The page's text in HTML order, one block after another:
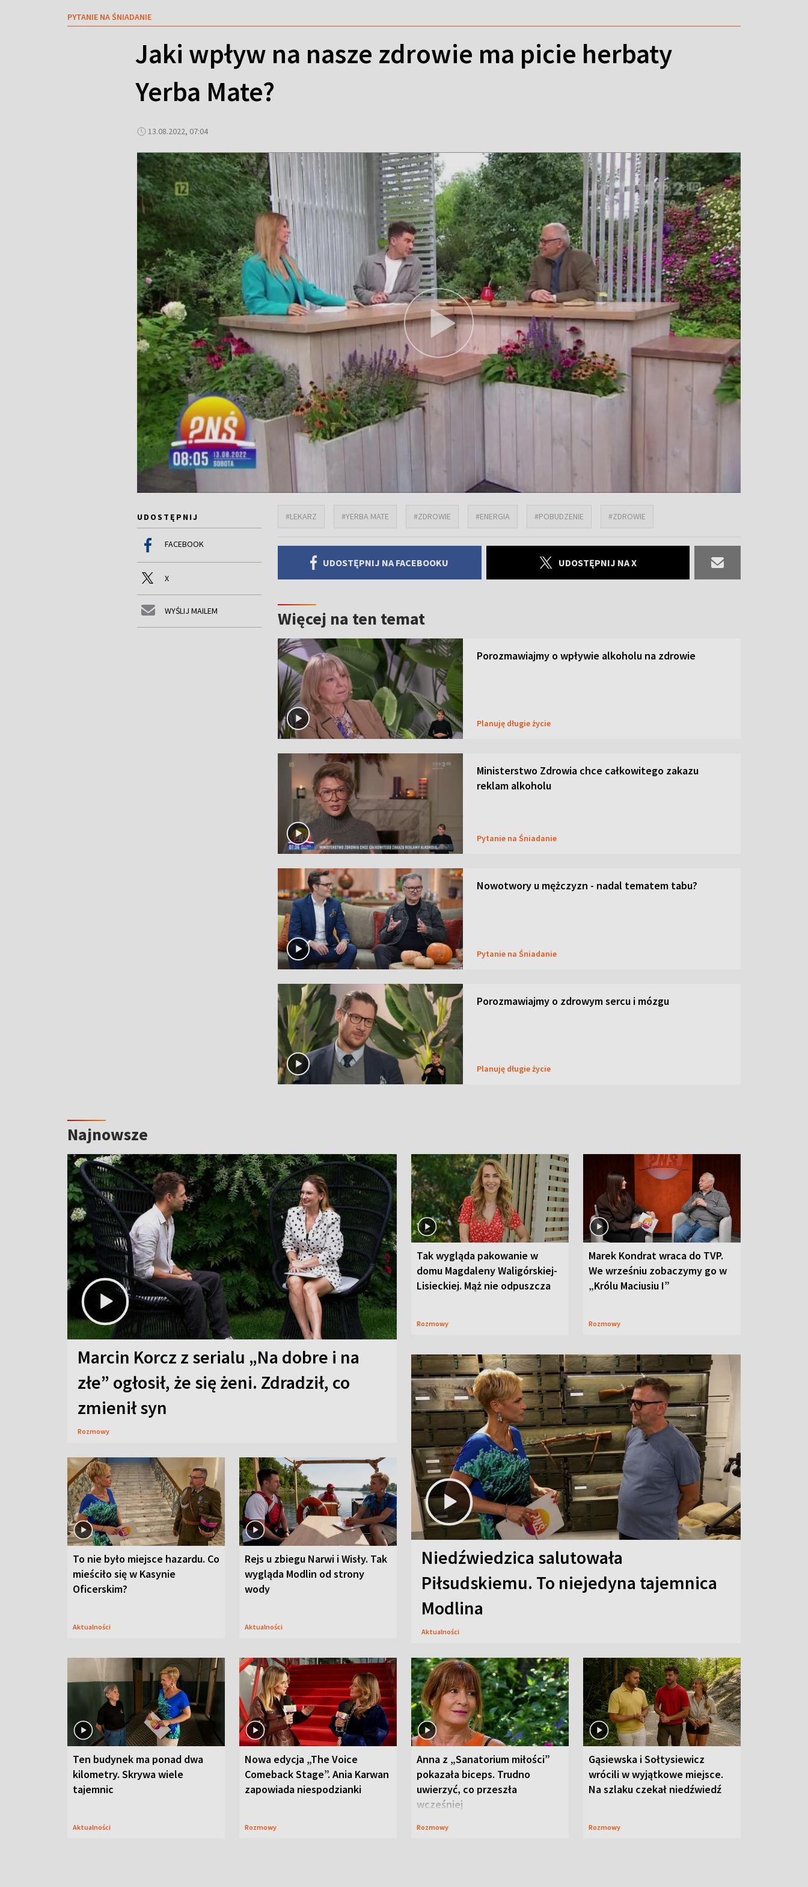
PYTANIE NA ŚNIADANIE
Jaki wpływ na nasze zdrowie ma picie herbaty
Yerba Mate?
13.08.2022, 07:04
UDOSTĘPNIJ
FACEBOOK
X
WYŚLIJ MAILEM
#LEKARZ #YERBA MATE #ZDROWIE #ENERGIA #POBUDZENIE #ZDROWIE
UDOSTĘPNIJ NA FACEBOOKU UDOSTĘPNIJ NA X
Więcej na ten temat
Porozmawiajmy o wpływie alkoholu na zdrowie
Planuję długie życie
Ministerstwo Zdrowia chce całkowitego zakazu
reklam alkoholu
Pytanie na Śniadanie
Nowotwory u mężczyzn - nadal tematem tabu?
Pytanie na Śniadanie
Porozmawiajmy o zdrowym sercu i mózgu
Planuję długie życie
Najnowsze
Marcin Korcz z serialu „Na dobre i na
złe” ogłosił, że się żeni. Zdradził, co
zmienił syn
Rozmowy
Tak wygląda pakowanie w
domu Magdaleny Waligórskiej-
Lisieckiej. Mąż nie odpuszcza
Rozmowy
Marek Kondrat wraca do TVP.
We wrześniu zobaczymy go w
„Królu Maciusiu I”
Rozmowy
To nie było miejsce hazardu. Co
mieściło się w Kasynie
Oficerskim?
Aktualności
Rejs u zbiegu Narwi i Wisły. Tak
wygląda Modlin od strony
wody
Aktualności
Niedźwiedzica salutowała
Piłsudskiemu. To niejedyna tajemnica
Modlina
Aktualności
Ten budynek ma ponad dwa
kilometry. Skrywa wiele
tajemnic
Aktualności
Nowa edycja „The Voice
Comeback Stage”. Ania Karwan
zapowiada niespodzianki
Rozmowy
Anna z „Sanatorium miłości”
pokazała biceps. Trudno
uwierzyć, co przeszła
wcześniej
Rozmowy
Gąsiewska i Sołtysiewicz
wrócili w wyjątkowe miejsce.
Na szlaku czekał niedźwiedź
Rozmowy